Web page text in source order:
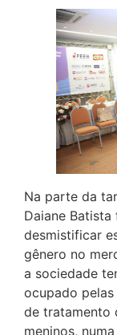
Na parte da
Daiane
desmistificar
gênero no
a sociedade
ocupado
de tratamento
meninos,